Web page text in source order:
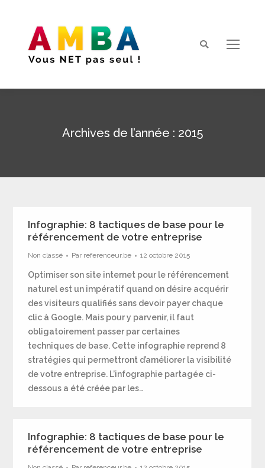
Search:
Archives de l’année : 2015
Infographie: 8 tactiques de base pour le
référencement de votre entreprise
Non classé Par referenceur.be 12 octobre 2015
Optimiser son site internet pour le référencement
naturel est un impératif quand on désire acquérir
des visiteurs qualifiés sans devoir payer chaque
clic à Google. Mais pour y parvenir, il faut
obligatoirement passer par certaines
techniques de base. Cette infographie reprend 8
stratégies qui permettront d’améliorer la visibilité
de votre entreprise. L’infographie partagée ci-
dessous a été créée par les…
Infographie: 8 tactiques de base pour le
référencement de votre entreprise